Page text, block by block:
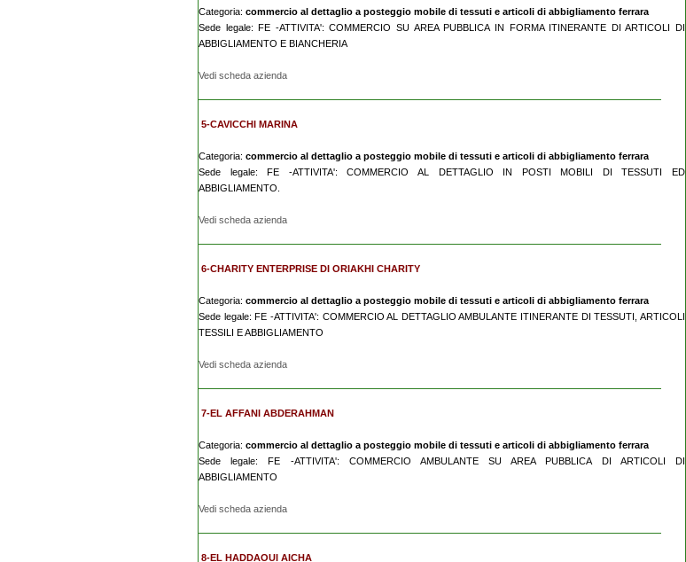
Categoria: commercio al dettaglio a posteggio mobile di tessuti e articoli di abbigliamento ferrara
Sede legale: FE -ATTIVITA': COMMERCIO SU AREA PUBBLICA IN FORMA ITINERANTE DI ARTICOLI DI
ABBIGLIAMENTO E BIANCHERIA
Vedi scheda azienda
5-CAVICCHI MARINA
Categoria: commercio al dettaglio a posteggio mobile di tessuti e articoli di abbigliamento ferrara
Sede legale: FE -ATTIVITA': COMMERCIO AL DETTAGLIO IN POSTI MOBILI DI TESSUTI ED
ABBIGLIAMENTO.
Vedi scheda azienda
6-CHARITY ENTERPRISE DI ORIAKHI CHARITY
Categoria: commercio al dettaglio a posteggio mobile di tessuti e articoli di abbigliamento ferrara
Sede legale: FE -ATTIVITA': COMMERCIO AL DETTAGLIO AMBULANTE ITINERANTE DI TESSUTI, ARTICOLI
TESSILI E ABBIGLIAMENTO
Vedi scheda azienda
7-EL AFFANI ABDERAHMAN
Categoria: commercio al dettaglio a posteggio mobile di tessuti e articoli di abbigliamento ferrara
Sede legale: FE -ATTIVITA': COMMERCIO AMBULANTE SU AREA PUBBLICA DI ARTICOLI DI
ABBIGLIAMENTO
Vedi scheda azienda
8-EL HADDAOUI AICHA